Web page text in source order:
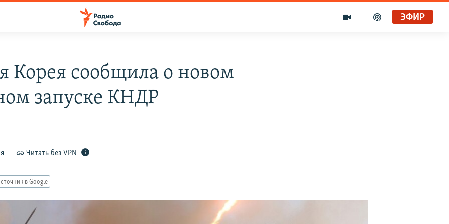
ЭФИР
Корея сообщила о новом
запуске КНДР
Читать без VPN
в Google